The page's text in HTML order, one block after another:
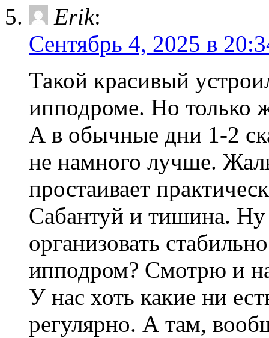
Erik:
Сентябрь 4, 2025 в
Такой красивый
ипподроме. Но только
А в обычные дни 1-2
не намного лучше.
простаивает
Сабантуй и тишина. Ну
организовать
ипподром? Смотрю и
У нас хоть какие ни
регулярно. А там,